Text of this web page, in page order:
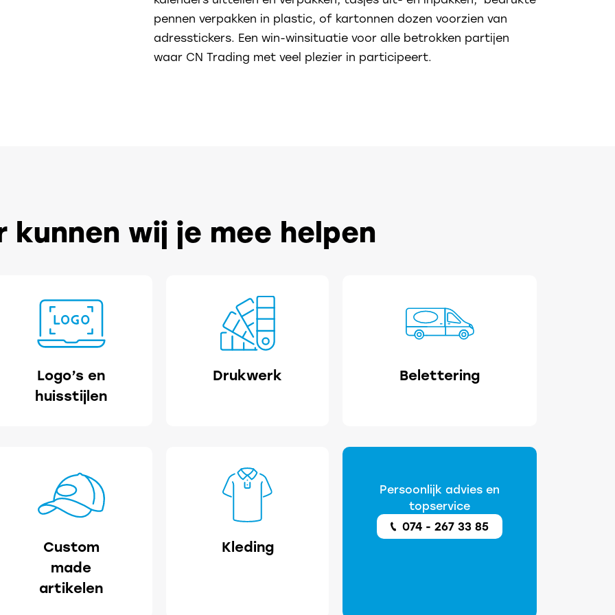
pennen verpakken in plastic, of kartonnen dozen voorzien van
adresstickers. Een win-winsituatie voor alle betrokken partijen
waar CN Trading met veel plezier in participeert.
kunnen wij je mee helpen
Logo’s en
huisstijlen
Drukwerk Belettering
Custom
made
artikelen
Kleding
Persoonlijk advies en
topservice
074 - 267 33 85